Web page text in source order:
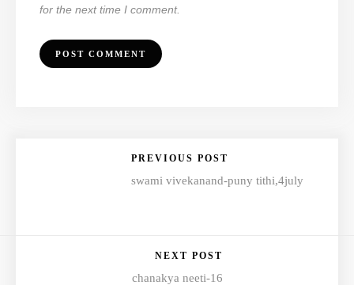
for the next time I comment.
PREVIOUS POST
swami vivekanand-puny tithi,4july
NEXT POST
chanakya neeti-16